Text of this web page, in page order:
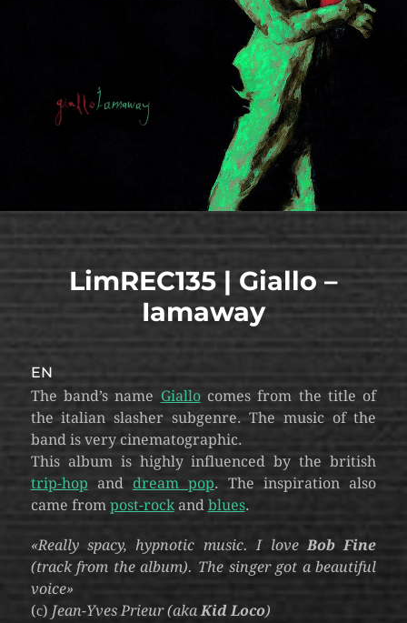
LimREC135 | Giallo –
Iamaway
EN
The band’s name Giallocomes from the title of
the italian slasher subgenre. The music of the
band is very cinematographic.
This album is highly influenced by the british
trip-hop and dream pop. The inspiration also
came from post-rockand blues.
«Really spacy, hypnotic music. I loveBob Fine
(track from the album). The singer got a beautiful
voice»
(с) Jean-Yves Prieur (akaKid Loco)